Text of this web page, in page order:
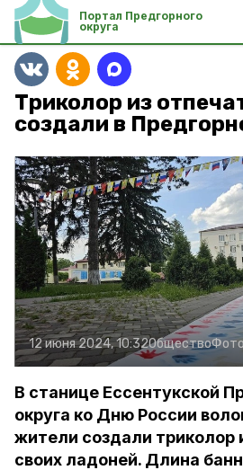
Портал Предгорного
округа
Триколор из
создали в
12 июня 2024, 10:32Общество
В станице Ессентукской
округа ко Дню России
жители создали триколор
своих ладоней. Длина